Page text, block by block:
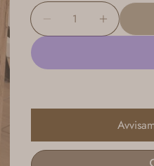
Quantità
Diminuisci La